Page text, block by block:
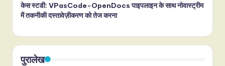
केस स्टडी: VPasCode-OpenDocs पाइपलाइन के साथ नोवास्ट्रीम
में तकनीकी दस्तावेज़ीकरण को तेज करना
पुरालेख